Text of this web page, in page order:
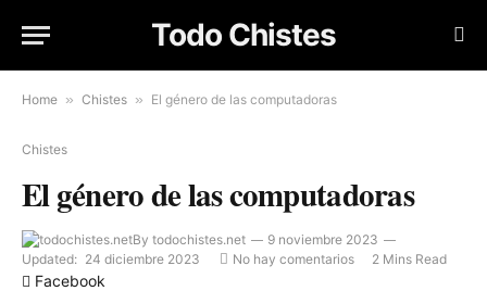
Todo Chistes
Home » Chistes » El género de las computadoras
Chistes
El género de las computadoras
By todochistes.net
9 noviembre 2023
Updated: 24 diciembre 2023 No hay comentarios 2 Mins Read
Facebook